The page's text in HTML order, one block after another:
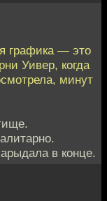
графика — это
Уивер, когда
минут
в конце.